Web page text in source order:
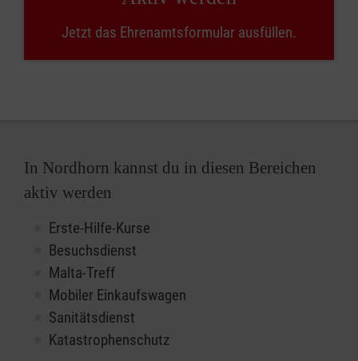
Jetzt das Ehrenamtsformular ausfüllen.
In Nordhorn kannst du in diesen Bereichen
aktiv werden
Erste-Hilfe-Kurse
Besuchsdienst
Malta-Treff
Mobiler Einkaufswagen
Sanitätsdienst
Katastrophenschutz